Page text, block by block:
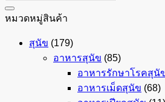
หมวดหมู่สินค้า
สุนัข (179)
อาหารสุนัข (85)
อาหารรักษาโรคสุนั
อาหารเม็ดสุนัข (68)